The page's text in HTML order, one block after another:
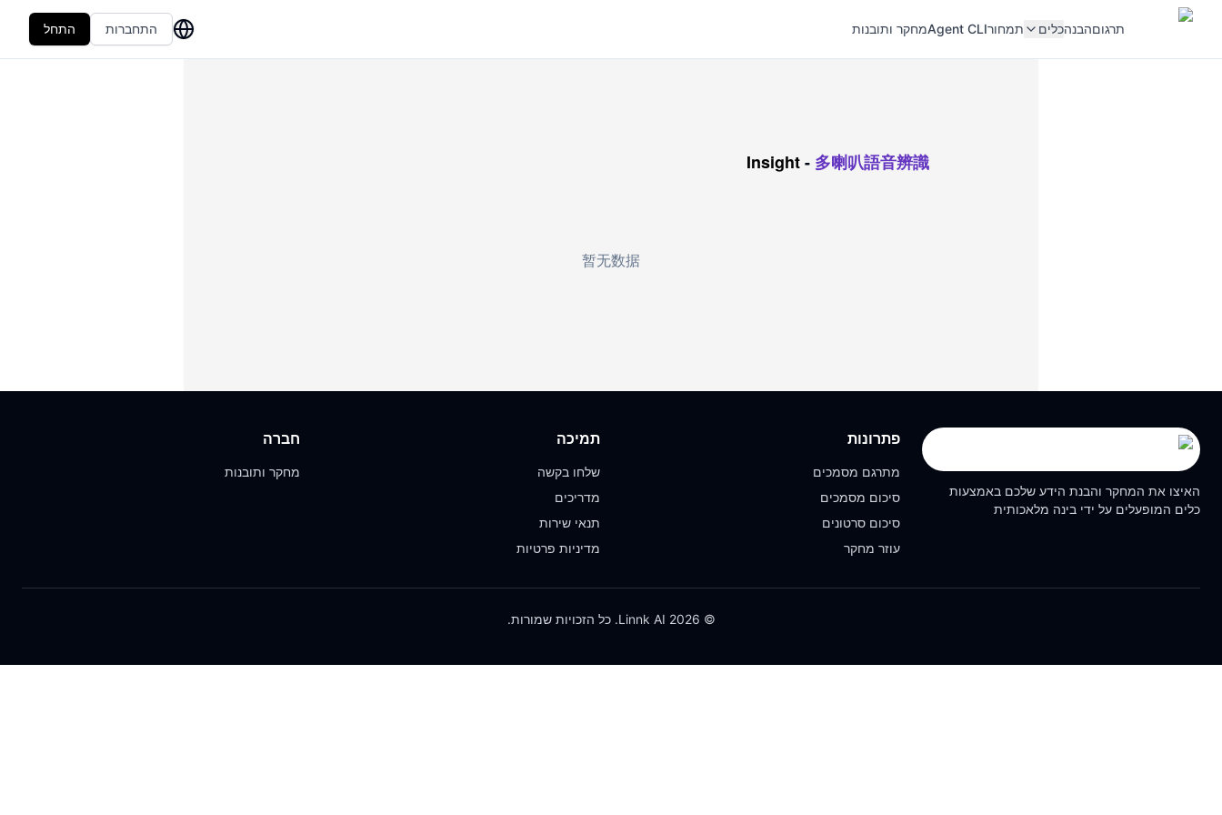
תרגוםהבנהכלים תמחורAgent CLIמחקר ותובנות התחברות התחל
Insight- 多喇叭語音辨識
暂无数据
האיצו את המחקר והבנת הידע שלכם באמצעות
כלים המופעלים על ידי בינה מלאכותית
פתרונות
מתרגם מסמכים
סיכום מסמכים
סיכום סרטונים
עוזר מחקר
תמיכה
שלחו בקשה
מדריכים
תנאי שירות
מדיניות פרטיות
חברה
מחקר ותובנות
© 2026 Linnk AI. כל הזכויות שמורות.